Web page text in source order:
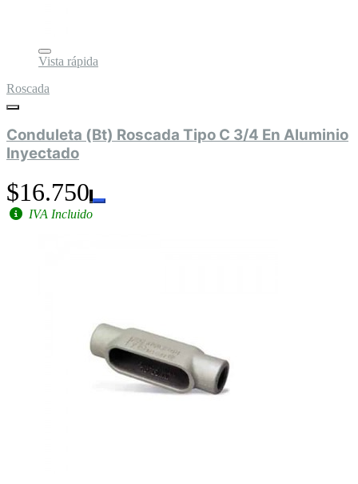
Vista rápida
Roscada
Conduleta (Bt) Roscada Tipo C 3/4 En Aluminio
Inyectado
$16.750
IVA Incluido